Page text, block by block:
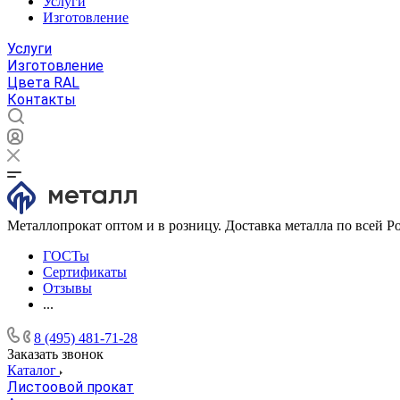
Изготовление
Услуги
Изготовление
Цвета RAL
Контакты
Металлопрокат оптом и в розницу. Доставка металла по всей
ГОСТы
Сертификаты
Отзывы
...
8 (495) 481-71-28
Заказать звонок
Каталог
Листоовой прокат